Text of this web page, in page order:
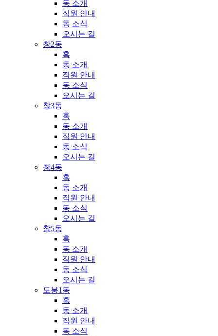
동 소개
직원 안내
동 소식
오시는 길
창2동
홈
동 소개
직원 안내
동 소식
오시는 길
창3동
홈
동 소개
직원 안내
동 소식
오시는 길
창4동
홈
동 소개
직원 안내
동 소식
오시는 길
창5동
홈
동 소개
직원 안내
동 소식
오시는 길
도봉1동
홈
동 소개
직원 안내
동 소식